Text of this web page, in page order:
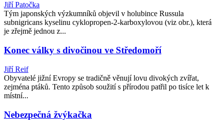
Jiří Patočka
Tým japonských výzkumníků objevil v holubince Russula
subnigricans kyselinu cyklopropen-2-karboxylovou (viz obr.), která
je zřejmě jednou z...
Konec války s divočinou ve Středomoří
Jiří Reif
Obyvatelé jižní Evropy se tradičně věnují lovu divokých zvířat,
zejména ptáků. Tento způsob soužití s přírodou patřil po tisíce let k
místní...
Nebezpečná žvýkačka